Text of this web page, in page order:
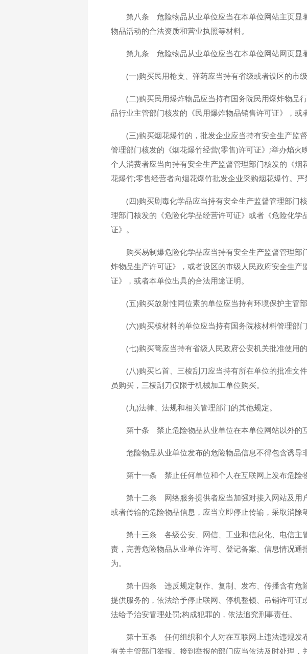
第八条 危险物品从业单位应当在本单位网站主页显
物品活动的合法资质和营业执照等材料。
第九条 危险物品从业单位应当在本单位网站网页显
(一)购买民用枪支、弹药应当持有省级或者设区的市
(二)购买民用爆炸物品应当持有国务院民用爆炸物品
品行业主管部门核发的《民用爆炸物品销售许可证》，或
(三)购买烟花爆竹的，批发企业应当持有安全生产监
管理部门核发的《烟花爆竹经营(零售)许可证》;举办焰
个人消费者应当向持有安全生产监督管理部门核发的《
花爆竹;零售经营者向烟花爆竹批发企业采购烟花爆竹。严
(四)购买剧毒化学品应当持有安全生产监督管理部门
理部门核发的《危险化学品经营许可证》或者《危险化
证》。
购买易制爆危险化学品应当持有安全生产监督管理
炸物品生产许可证》，或者设区的市级人民政府安全生
证》，或者本单位出具的合法用途证明。
(五)购买放射性同位素的单位应当持有环境保护主管
(六)购买核材料的单位应当持有国务院核材料管理部
(七)购买弩应当持有省级人民政府公安机关批准使用的
(八)购买匕首、三棱刮刀应当持有所在单位的批准文
员购买，三棱刮刀仅限于机械加工单位购买。
(九)法律、法规和相关管理部门的其他规定。
第十条 禁止危险物品从业单位在本单位网站以外的
危险物品从业单位发布的危险物品信息不得包含诱导
第十一条 禁止任何单位和个人在互联网上发布危险
第十二条 网络服务提供者应当加强对接入网站及用
或者传输的危险物品信息，应当立即停止传输，采取消除
第十三条 各级公安、网信、工业和信息化、电信主
责，完善危险物品从业单位许可、登记备案、信息情况
为。
第十四条 违反规定制作、复制、发布、传播含有危
提供服务的，依法给予停止联网、停机整顿、吊销许可
法给予治安管理处罚;构成犯罪的，依法追究刑事责任。
第十五条 任何组织和个人对在互联网上违法违规发
有关主管部门举报。接到举报的部门应当依法及时处理，